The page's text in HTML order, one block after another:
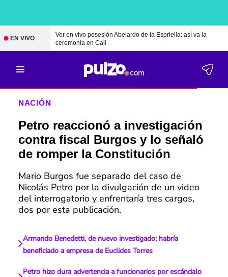
EN VIVO
Ver en vivo posesión Abelardo de la Espriella: así va la
ceremonia en Cali
NACIÓN
Petro reaccionó a investigación
contra fiscal Burgos y lo señaló
de romper la Constitución
Mario Burgos fue separado del caso de
Nicolás Petro por la divulgación de un video
del interrogatorio y enfrentaría tres cargos,
dos por esta publicación.
Armando Benedetti, de nuevo investigado; habría
beneficiado a empresa de Euclides Torres
Petro hizo dura advertencia a funcionarios por escándalo